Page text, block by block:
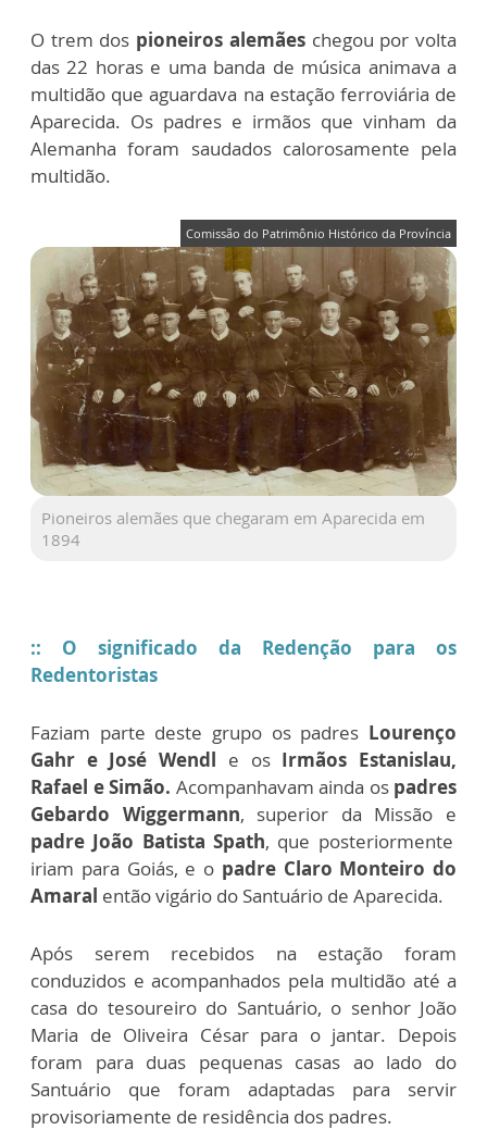
O trem dos pioneiros alemãeschegou por volta
das 22 horas e uma banda de música animava a
multidão que aguardava na estação ferroviária de
Aparecida. Os padres e irmãos que vinham da
Alemanha foram saudados calorosamente pela
multidão.
Comissão do Patrimônio Histórico da Província
Pioneiros alemães que chegaram em Aparecida em
1894
:: O significado da Redenção para os
Redentoristas
Faziam parte deste grupo os padres Lourenço
Gahr e José Wendl e os Irmãos Estanislau,
Rafael e Simão. Acompanhavam ainda os padres
Gebardo Wiggermann, superior da Missão e
padre João Batista Spath, que posteriormente
iriam para Goiás, e o padre Claro Monteiro do
Amaral então vigário do Santuário de Aparecida.
Após serem recebidos na estação foram
conduzidos e acompanhados pela multidão até a
casa do tesoureiro do Santuário, o senhor João
Maria de Oliveira César para o jantar. Depois
foram para duas pequenas casas ao lado do
Santuário que foram adaptadas para servir
provisoriamente de residência dos padres.